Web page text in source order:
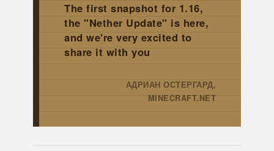
The first snapshot for 1.16,
the "Nether Update" is here,
and we're very excited to
share it with you
АДРИАН ОСТЕРГАРД,
MINECRAFT.NET